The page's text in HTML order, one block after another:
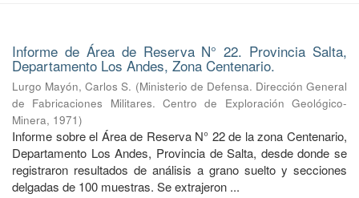
Informe de Área de Reserva N° 22. Provincia Salta,
Departamento Los Andes, Zona Centenario.
Lurgo Mayón, Carlos S. (Ministerio de Defensa. Dirección General
de Fabricaciones Militares. Centro de Exploración Geológico-
Minera, 1971)
Informe sobre el Área de Reserva N° 22 de la zona Centenario,
Departamento Los Andes, Provincia de Salta, desde donde se
registraron resultados de análisis a grano suelto y secciones
delgadas de 100 muestras. Se extrajeron ...